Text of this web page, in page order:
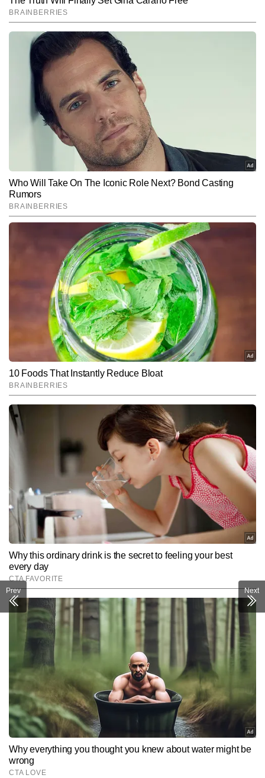
अनुराग गुप्ता AUTHOR
अनुराग गुप्ता टाइम्स नाउ नवभारत डिजिटल में सीनियर कॉपी एडिटर के रूप में
कार्यरत हैं और मीडिया में 9 वर्षों का अनुभव रखते हैं। जर्नलिज़्म में मास्टर्स डिग्री
हासिल करने के बाद से ही वे न्यूजरूम के विभिन्न आयामों—कॉपी एडिटिंग, कंटेंट
क्यूरेशन और रियल-टाइम न्यूज मॉनिटरिंग में दक्षता के साथ काम कर रहे हैं।
राष्ट्रीय, अंतरराष्ट्रीय और ब्रेकिंग न्यूज पर उनकी मजबूत पकड़ है। अनुराग खबरों
की बारीकियों को समझने, फैक्ट चेकिंग और स्टोरी के अहम पहलुओं को पाठकों तक
सरल भाषा में पहुंचाने के लिए जाने जाते हैं। उन्होंने अब तक 10 हजार से अधिक
खबरें प्रकाशित की हैं, जिनमें ब्रेकिंग अपडेट्स, एनालिटिकल कंटेंट, स्पेशल
स्टोरीज और न्यूज एक्सप्लेनर्स शामिल हैं।
Subscribe to our daily Newsletter!
Prev Next